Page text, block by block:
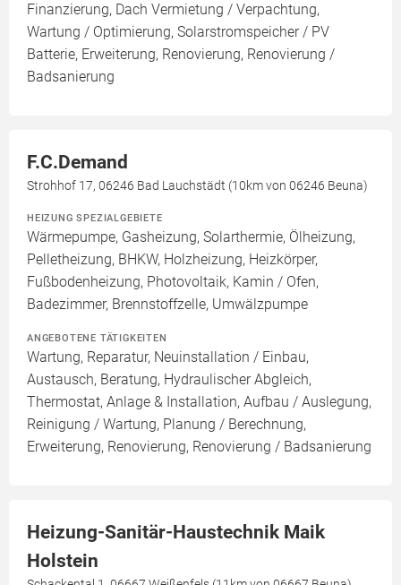
Finanzierung, Dach Vermietung / Verpachtung,
Wartung / Optimierung, Solarstromspeicher / PV
Batterie, Erweiterung, Renovierung, Renovierung /
Badsanierung
F.C.Demand
Strohhof 17, 06246 Bad Lauchstädt (10km von 06246 Beuna)
HEIZUNG SPEZIALGEBIETE
Wärmepumpe, Gasheizung, Solarthermie, Ölheizung,
Pelletheizung, BHKW, Holzheizung, Heizkörper,
Fußbodenheizung, Photovoltaik, Kamin / Ofen,
Badezimmer, Brennstoffzelle, Umwälzpumpe
ANGEBOTENE TÄTIGKEITEN
Wartung, Reparatur, Neuinstallation / Einbau,
Austausch, Beratung, Hydraulischer Abgleich,
Thermostat, Anlage & Installation, Aufbau / Auslegung,
Reinigung / Wartung, Planung / Berechnung,
Erweiterung, Renovierung, Renovierung / Badsanierung
Heizung-Sanitär-Haustechnik Maik
Holstein